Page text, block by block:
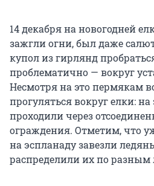
14 декабря на новогодней
зажгли огни, был даже
купол из гирлянд
проблематично — вокруг
Несмотря на это пермякам
прогуляться вокруг елки:
проходили через
ограждения. Отметим, что
на эспланаду завезли
распределили их по разным